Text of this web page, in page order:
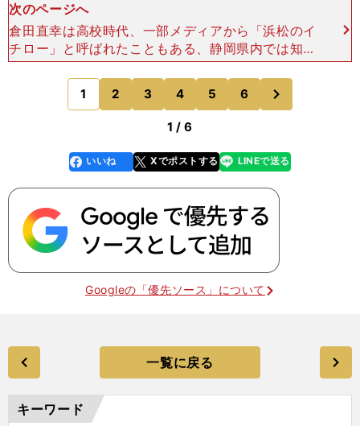
次のページへ
倉田直幸は高校時代、一部メディアから「浜松のイ
チロー」と呼ばれたこともある、静岡県内では知ら
れた好打者だった。高校３年の夏を終えて「大学を
どうしよう」と考えていると、父親からこんなこと
を言われた。
1 2 3 4 5 6
のページへ
1 / 6
faceboo
k
いいね Xでポストする
line LINEで送る
Googleの「優先ソース」について
一覧に戻る
キーワード